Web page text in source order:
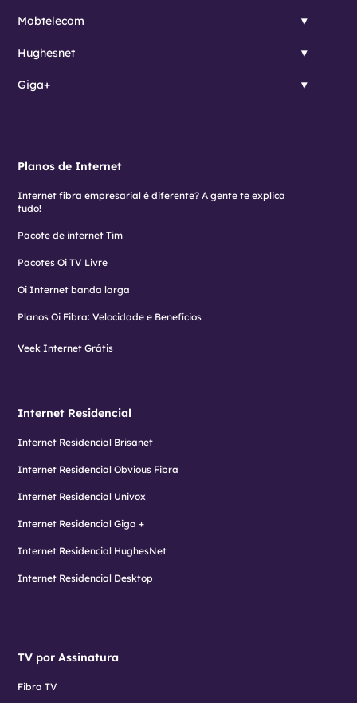
Mobtelecom
Hughesnet
Giga+
Planos de Internet
Internet fibra empresarial é diferente? A gente te explica
tudo!
Pacote de internet Tim
Pacotes Oi TV Livre
Oi Internet banda larga
Planos Oi Fibra: Velocidade e Benefícios
Veek Internet Grátis
Internet Residencial
Internet Residencial Brisanet
Internet Residencial Obvious Fibra
Internet Residencial Univox
Internet Residencial Giga +
Internet Residencial HughesNet
Internet Residencial Desktop
TV por Assinatura
Fibra TV